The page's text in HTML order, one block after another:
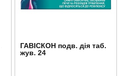
ГАВІСКОН подв. дія таб.
жув. 24